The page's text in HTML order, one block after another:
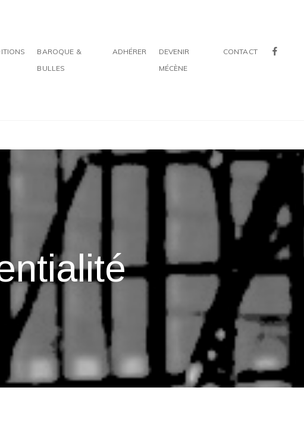
BAROQUE &
BULLES
ADHÉRER
DEVENIR
MÉCÈNE
CONTACT